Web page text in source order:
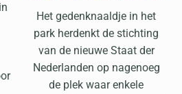
Het gedenknaaldje in het
park herdenkt de stichting
van de nieuwe Staat der
Nederlanden op nagenoeg
de plek waar enkele